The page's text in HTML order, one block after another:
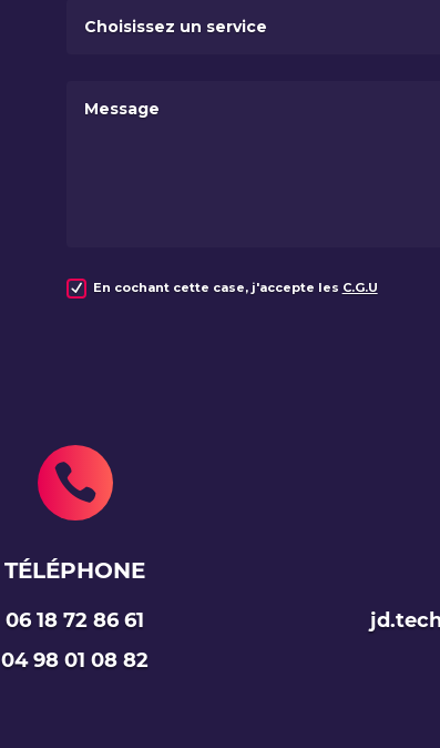
En cochant cette case, j'accepte les C.G.U

TÉLÉPHONE
06 18 72 86 61
04 98 01 08 82